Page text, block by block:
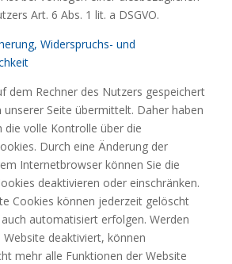
Art. 6 Abs. 1 lit. a DSGVO.
Widerspruchs- und
dem Rechner des Nutzers gespeichert
Seite übermittelt. Daher haben
die volle Kontrolle über die
Durch eine Änderung der
Internetbrowser können Sie die
deaktivieren oder einschränken.
Cookies können jederzeit gelöscht
automatisiert erfolgen. Werden
deaktiviert, können
mehr alle Funktionen der Website